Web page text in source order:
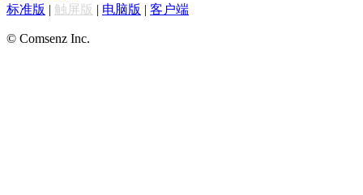
标准版 | 触屏版 | 电脑版 | 客户端
© Comsenz Inc.